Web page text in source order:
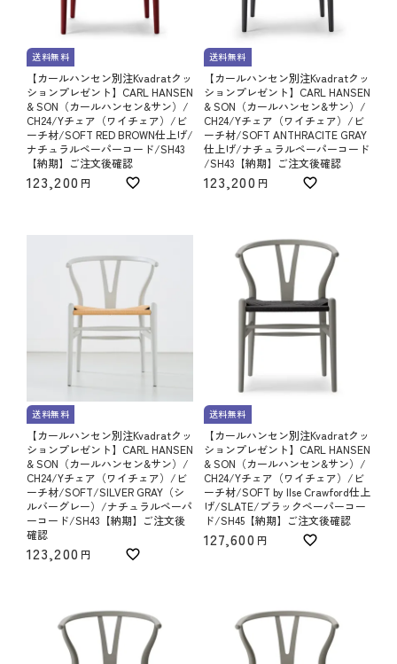
送料無料
【カールハンセン別注Kvadratクッ
ションプレゼント】CARL HANSEN
& SON（カールハンセン&サン）/
CH24/Yチェア（ワイチェア）/ビ
ーチ材/SOFT RED BROWN仕上げ/
ナチュラルペーパーコード/SH43
【納期】ご注文後確認
123,200
送料無料
【カールハンセン別注Kvadratクッ
ションプレゼント】CARL HANSEN
& SON（カールハンセン&サン）/
CH24/Yチェア（ワイチェア）/ビ
ーチ材/SOFT ANTHRACITE GRAY
仕上げ/ナチュラルペーパーコード
/SH43【納期】ご注文後確認
123,200
送料無料
【カールハンセン別注Kvadratクッ
ションプレゼント】CARL HANSEN
& SON（カールハンセン&サン）/
CH24/Yチェア（ワイチェア）/ビ
ーチ材/SOFT/SILVER GRAY（シ
ルバーグレー）/ナチュラルペーパ
ーコード/SH43【納期】ご注文後
確認
123,200
送料無料
【カールハンセン別注Kvadratクッ
ションプレゼント】CARL HANSEN
& SON（カールハンセン&サン）/
CH24/Yチェア（ワイチェア）/ビ
ーチ材/SOFT by Ilse Crawford仕上
げ/SLATE/ブラックペーパーコー
ド/SH45【納期】ご注文後確認
127,600